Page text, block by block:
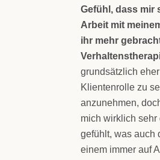
Gefühl, dass mir
Arbeit mit
ihr mehr
grundsätzlich
Klientenrolle zu
anzunehmen,
mich wirklich sehr
gefühlt, was auch
einem immer auf